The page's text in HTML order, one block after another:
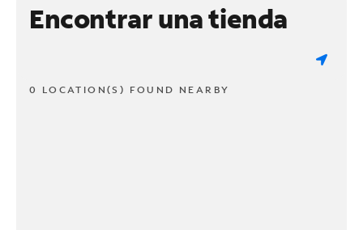
Encontrar una tienda
0 LOCATION(S) FOUND NEARBY